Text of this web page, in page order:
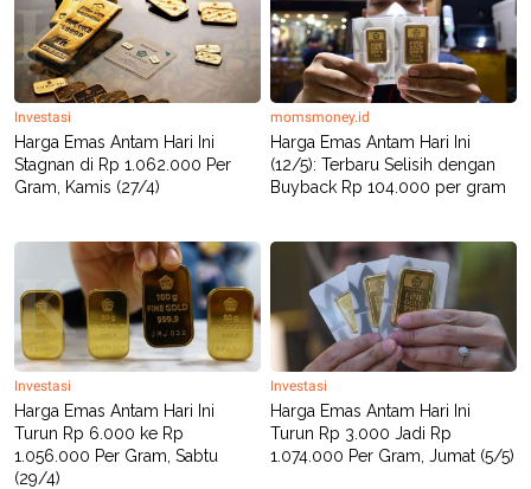
T
K
E
N
E
P
A
P
E
R
A
D
V
E
T
I
K
G
M
E
D
I
A
.
I
D
Investasi
Harga Emas Antam Hari Ini
Stagnan di Rp 1.062.000 Per
Gram, Kamis (27/4)
momsmoney.id
Harga Emas Antam Hari Ini
(12/5): Terbaru Selisih dengan
Buyback Rp 104.000 per gram
Investasi
Harga Emas Antam Hari Ini
Turun Rp 6.000 ke Rp
1.056.000 Per Gram, Sabtu
(29/4)
Investasi
Harga Emas Antam Hari Ini
Turun Rp 3.000 Jadi Rp
1.074.000 Per Gram, Jumat (5/5)